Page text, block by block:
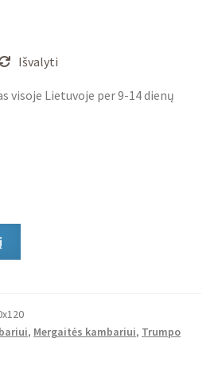
through
249,90 €
Išvalyti
visoje Lietuvoje per 9-14 dienų
, Mergaitės kambariui, Trumpo